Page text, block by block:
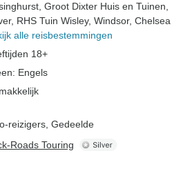
, Groot Dixter Huis en Tuinen
, RHS Tuin Wisley, Windsor, Chelsea
alle reisbestemmingen
18+
Engels
reizigers, Gedeelde
Roads Touring